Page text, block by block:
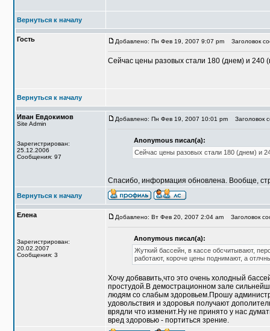
Вернуться к началу
Гость Добавлено: Пн Фев 19, 2007 9:07 pm Заголовок
Сейчас цены разовых стали 180 (днем) и 240
Вернуться к началу
Иван Евдокимов
Site Admin
Зарегистрирован:
25.12.2006
Сообщения: 97
Добавлено: Пн Фев 19, 2007 10:01 pm Заголовок
Anonymous писал(а):
Сейчас цены разовых стали 180 (днем) и
Спасибо, информация обновлена. Вообще,
Вернуться к началу
Елена
Зарегистрирован:
20.02.2007
Сообщения: 3
Добавлено: Вт Фев 20, 2007 2:04 am Заголовок
Anonymous писал(а):
Жуткий бассейн, в кассе обсчитывают,
работают, короче цены поднимают, а
Хочу добвавить,что это очень холодный
простудой.В демострационном зале
людям со слабым здоровьем.Прошу
удовольствия и здоровья получают
врядли что изменит.Ну не принято у нас
вред здоровью - портиться зрение.